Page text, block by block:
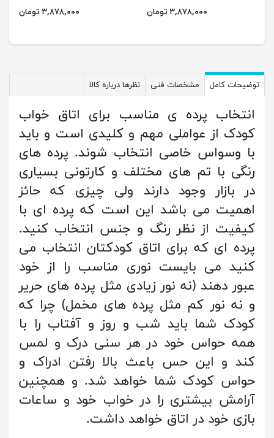
۳,۸۷۸,۰۰۰ تومان ۳,۸۷۸,۰۰۰ تومان
توضیحات کامل مشخصات فنی نظرها درباره کالا
انتخاب پرده ی مناسب برای اتاق خواب
کودک از عواملی مهم و کلیدی است و باید
با وسواس خاصی انتخاب شوند. پرده های
رنگی با تم های مختلف و کارتونی بسیاری
در بازار وجود دارند ولی چیزی که حائز
اهمیت می باشد این است که پرده ای با
کیفیت از نظر رنگ و جنس انتخاب کنید.
پرده ای که برای اتاق کودکتان انتخاب می
کنید می بایست نوری مناسب را از خود
عبور دهند (نه نور زیادی مثل پرده های حریر
و نه نور کم مثل پرده های مخمل) چرا که
کودک شما باید شب و روز و آفتاب را با
همه حواس خود در هر سنی درک و لمس
کند و این حس باعث بالا رفتن ادراک و
حواس کودک شما خواهد شد. و همچنین
آرامش بیشتری را در خواب خود و ساعات
بازی خود در اتاق خواهد داشت.